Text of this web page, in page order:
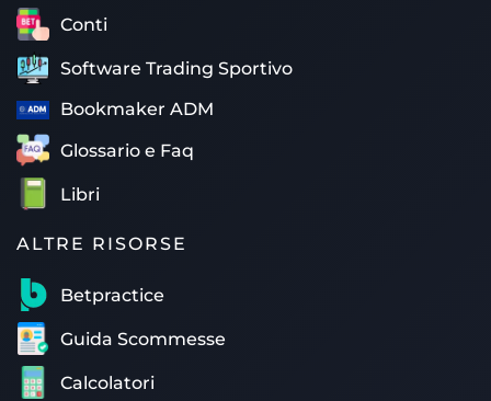
Conti
Software Trading Sportivo
Bookmaker ADM
Glossario e Faq
Libri
ALTRE RISORSE
Betpractice
Guida Scommesse
Calcolatori